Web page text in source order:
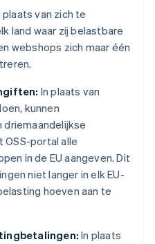
plaats van zich te
land waar zij belastbare
webshops zich maar één
In plaats van
kunnen
portal alle
in de EU aangeven. Dit
niet langer in elk EU-
hoeven aan te
In plaats